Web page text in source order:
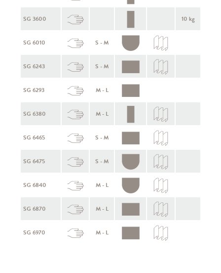
SG 3600 10 kg
SG 6010 S - M
SG 6243 S - M
SG 6293 M - L
SG 6380 M - L
SG 6465 S - M
SG 6475 S - M
SG 6840 M - L
SG 6870 M - L
SG 6970 M - L